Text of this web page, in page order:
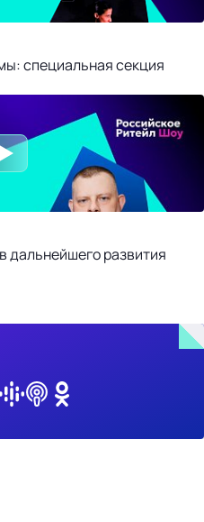
специальная секция
дальнейшего развития